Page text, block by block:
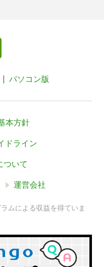
パソコン版
本方針
ドライン
ついて
運営会社
ムによる収益を得ていま